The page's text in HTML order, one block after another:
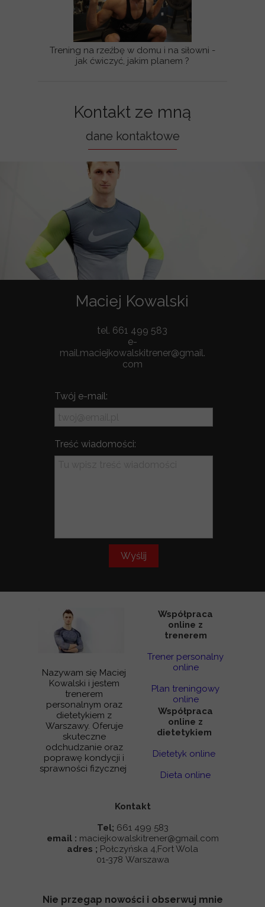
Kontakt ze mną
dane kontaktowe
Twój e-mail:
Treść wiadomości:
Wyślij
Maciej Kowalski
tel. 661 499 583
e-
mail.maciejkowalskitrener@gmail.
com
Trening na rzeźbę w domu i na siłowni -
jak ćwiczyć, jakim planem ?
Nie przegap nowości i obserwuj mnie
Kontakt
Tel; 661 499 583
email : maciejkowalskitrener@gmail.com
adres ; Połczyńska 4,Fort Wola
01-378 Warszawa
Współpraca
online z
dietetykiem
Dietetyk online
Dieta online
Współpraca
online z
trenerem
Trener personalny
online
Plan treningowy
online
Nazywam się Maciej
Kowalski i jestem
trenerem
personalnym oraz
dietetykiem z
Warszawy. Oferuje
skuteczne
odchudzanie oraz
poprawę kondycji i
sprawności fizycznej